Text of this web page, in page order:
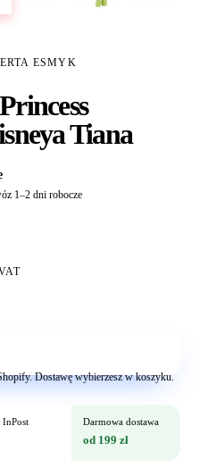
ESMYK
Tiana
1–2 dni robocze
Dostawę wybierzesz w koszyku.
Darmowa dostawa
od 199 zł